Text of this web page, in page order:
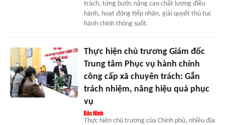
trách, từng bước nâng cao chất lượng điều
hành, hoạt động tiếp nhận, giải quyết thủ tục
hành chính thông suốt.
Thực hiện chủ trương Giám đốc
Trung tâm Phục vụ hành chính
công cấp xã chuyên trách: Gắn
trách nhiệm, nâng hiệu quả phục
vụ
Thực hiện chủ trương của Chính phủ, nhiều địa